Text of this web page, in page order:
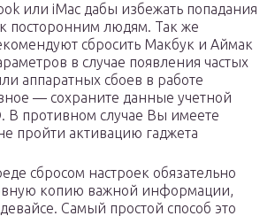
или iMac дабы избежать попадания
посторонним людям. Так же
сбросить Макбук и Аймак
в случае появления частых
аппаратных сбоев в работе
— сохраните данные учетной
В противном случае Вы имеете
пройти активацию гаджета
сбросом настроек обязательно
копию важной информации,
Самый простой способ это